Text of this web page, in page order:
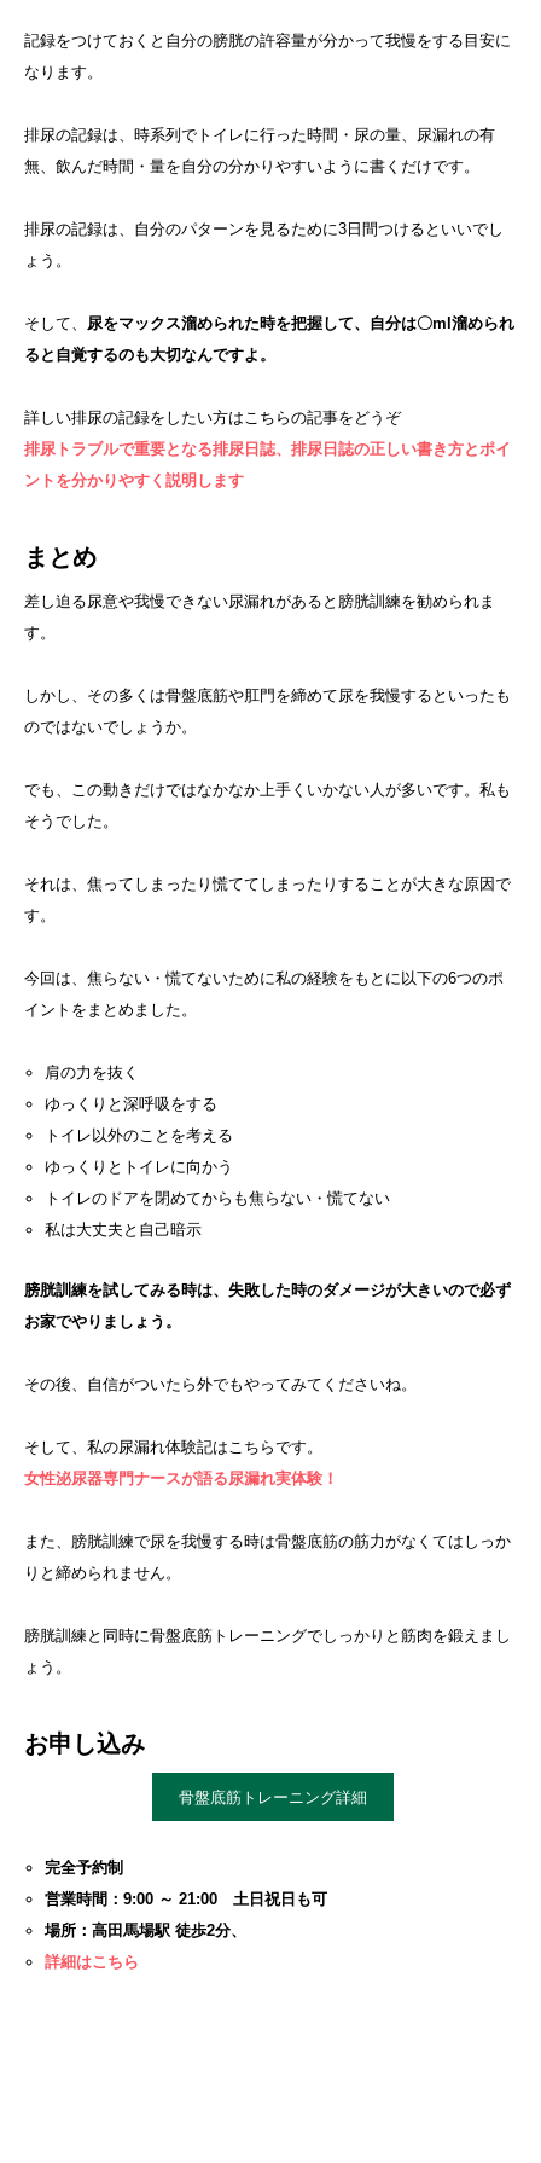
記録をつけておくと自分の膀胱の許容量が分かって我慢をする目安に
なります。
排尿の記録は、時系列でトイレに行った時間・尿の量、尿漏れの有
無、飲んだ時間・量を自分の分かりやすいように書くだけです。
排尿の記録は、自分のパターンを見るために3日間つけるといいでし
ょう。
そして、 尿をマックス溜められた時を把握して、自分は〇ml溜められ
ると自覚するのも大切なんですよ。
詳しい排尿の記録をしたい方はこちらの記事をどうぞ
排尿トラブルで重要となる排尿日誌、排尿日誌の正しい書き方とポイ
ントを分かりやすく説明します
まとめ
差し迫る尿意や我慢できない尿漏れがあると膀胱訓練を勧められま
す。
しかし、その多くは骨盤底筋や肛門を締めて尿を我慢するといったも
のではないでしょうか。
でも、この動きだけではなかなか上手くいかない人が多いです。私も
そうでした。
それは、焦ってしまったり慌ててしまったりすることが大きな原因で
す。
今回は、焦らない・慌てないために私の経験をもとに以下の6つのポ
イントをまとめました。
肩の力を抜く
ゆっくりと深呼吸をする
トイレ以外のことを考える
ゆっくりとトイレに向かう
トイレのドアを閉めてからも焦らない・慌てない
私は大丈夫と自己暗示
膀胱訓練を試してみる時は、失敗した時のダメージが大きいので必ず
お家でやりましょう。
その後、自信がついたら外でもやってみてくださいね。
そして、私の尿漏れ体験記はこちらです。
女性泌尿器専門ナースが語る尿漏れ実体験！
また、膀胱訓練で尿を我慢する時は骨盤底筋の筋力がなくてはしっか
りと締められません。
膀胱訓練と同時に骨盤底筋トレーニングでしっかりと筋肉を鍛えまし
ょう。
お申し込み
骨盤底筋トレーニング詳細
完全予約制
営業時間：9:00 ～ 21:00 土日祝日も可
場所：高田馬場駅 徒歩2分、
詳細はこちら